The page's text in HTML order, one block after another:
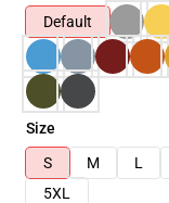
Default
Size
S
M L
5XL